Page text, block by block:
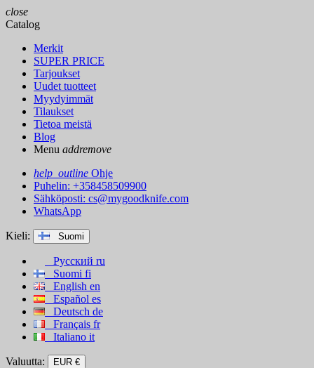
close
Catalog
Merkit
SUPER PRICE
Tarjoukset
Uudet tuotteet
Myydyimmät
Tilaukset
Tietoa meistä
Blog
Menu addremove
help_outline Ohje
Puhelin: +358458509900
Sähköposti: cs@mygoodknife.com
WhatsApp
Kieli: Suomi
Русский ru
Suomi fi
English en
Español es
Deutsch de
Français fr
Italiano it
Valuutta: EUR €